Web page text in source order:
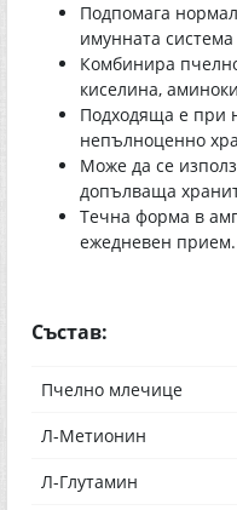
Подпомага
имунната
Комбинира
киселина,
Подходяща е при
непълноценно
Може да се
допълваща
Течна форма в
ежедневен прием.
Състав:
Пчелно млечице
Л-Метионин
Л-Глутамин